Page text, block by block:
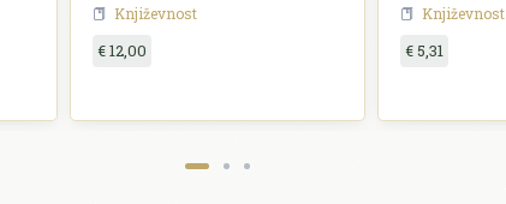
Književnost
€ 12,00
Književnost
€ 5,31